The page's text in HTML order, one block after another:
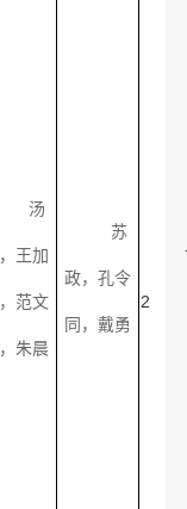
汤
，王加
范文
朱晨
苏
政， 孔令
同 ， 戴勇
2